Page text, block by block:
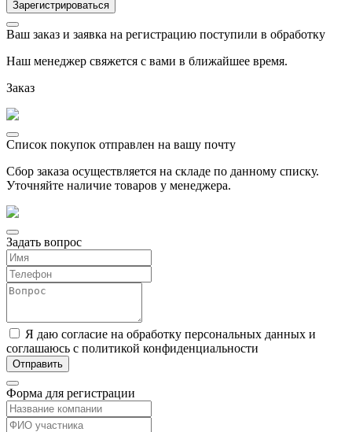
Ваш заказ и заявка на регистрацию поступили в обработку
Наш менеджер свяжется с вами в ближайшее время.
Заказ
Список покупок отправлен на вашу почту
Сбор заказа осуществляется на складе по данному списку.
Уточняйте наличие товаров у менеджера.
Задать вопрос
Я даю согласие на обработку персональных данных и
соглашаюсь с политикой конфиденциальности
Форма для регистрации